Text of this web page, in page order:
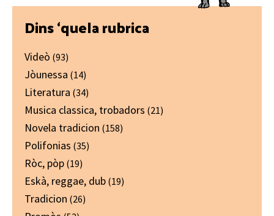
Primary
Sidebar
Dins ‘quela rubrica
Videò (93)
Jòunessa (14)
Literatura (34)
Musica classica, trobadors (21)
Novela tradicion (158)
Polifonias (35)
Ròc, pòp (19)
Eskà, reggae, dub (19)
Tradicion (26)